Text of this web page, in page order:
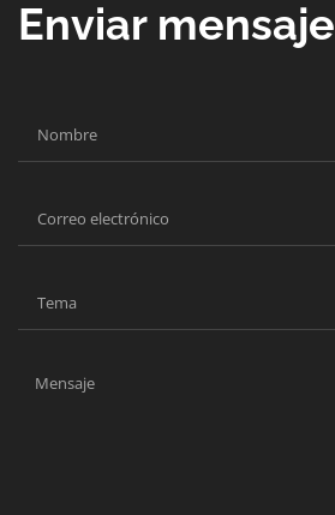
Enviar mensaje_